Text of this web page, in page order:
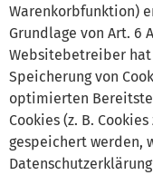
Warenkorbfunktion)
Grundlage von Art. 6
Websitebetreiber
Speicherung von
optimierten
Cookies (z. B.
gespeichert werden,